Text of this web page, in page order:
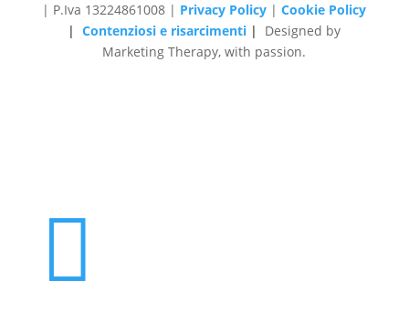
| P.Iva 13224861008 | Privacy Policy |Cookie Policy
| Contenziosi e risarcimenti | Designed by
Marketing Therapy, with passion.
